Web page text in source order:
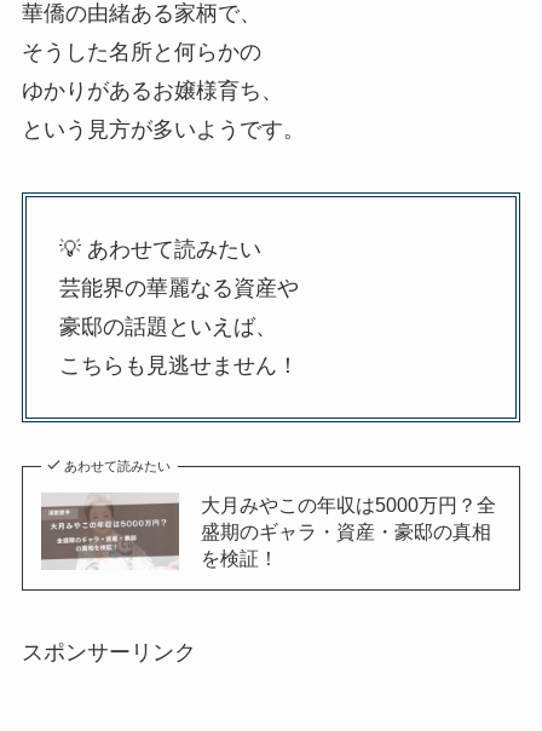
華僑の由緒ある家柄で、
そうした名所と何らかの
ゆかりがあるお嬢様育ち、
という見方が多いようです。
💡 あわせて読みたい
芸能界の華麗なる資産や
豪邸の話題といえば、
こちらも見逃せません！
あわせて読みたい
大月みやこの年収は5000万円？全
盛期のギャラ・資産・豪邸の真相
を検証！
スポンサーリンク